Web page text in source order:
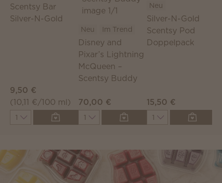
Scentsy Bar
Silver-N-Gold
9,50 €
(10,11 €/100 ml)
Quantity
Neu Im Trend
Disney and
Pixar’s Lightning
McQueen –
Scentsy Buddy
70,00 €
Quantity
Neu
Silver-N-Gold
Scentsy Pod
Doppelpack
15,50 €
Quantity